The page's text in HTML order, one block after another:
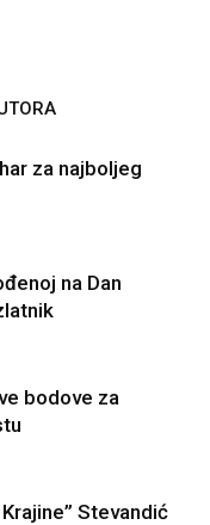
za najboljeg
na Dan
bodove za
Stevandić